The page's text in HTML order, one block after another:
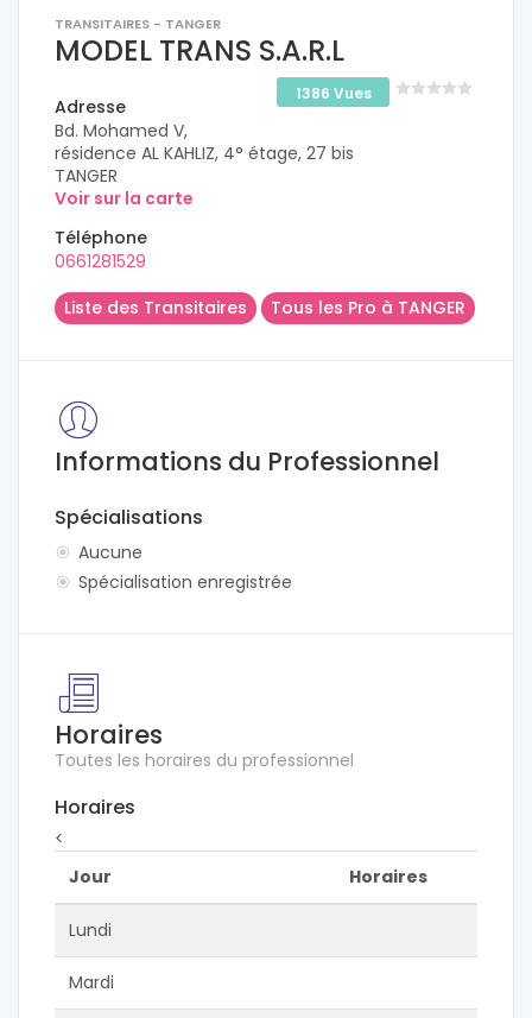
TRANSITAIRES - TANGER
MODEL TRANS S.A.R.L
1386 Vues
Adresse
Bd. Mohamed V,
résidence AL KAHLIZ, 4° étage, 27 bis
TANGER
Voir sur la carte
Téléphone
0661281529
Liste des Transitaires
Tous les Pro à TANGER
Informations du Professionnel
Spécialisations
Aucune
Spécialisation enregistrée
Horaires
Toutes les horaires du professionnel
Horaires
<
Jour
Horaires
Lundi
Mardi